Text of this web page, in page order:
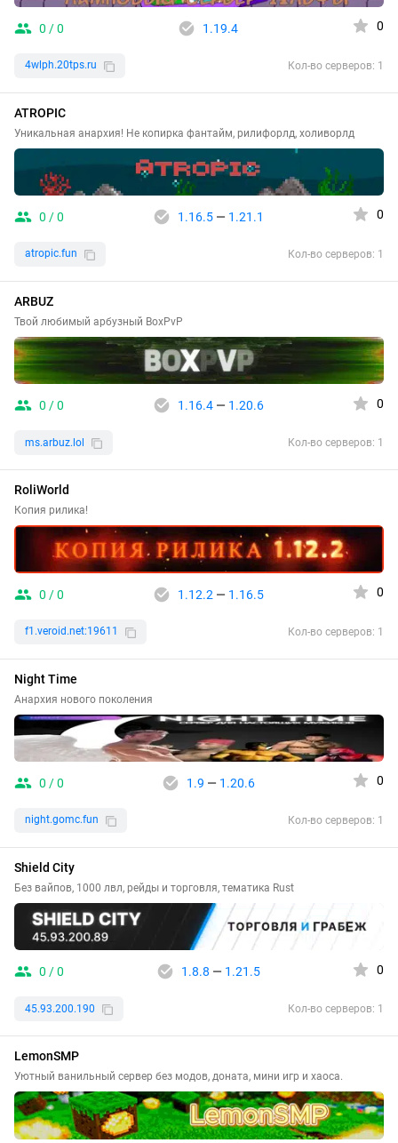
0 / 0 1.19.4 0
4wlph.20tps.ru Кол-во серверов: 1
ATROPIC
Уникальная анархия! Не копирка фантайм, рилифорлд, холиворлд
0 / 0 1.16.5— 1.21.1 0
atropic.fun Кол-во серверов: 1
ARBUZ
Твой любимый арбузный BoxPvP
0 / 0 1.16.4— 1.20.6 0
ms.arbuz.lol Кол-во серверов: 1
RoliWorld
Копия рилика!
0 / 0 1.12.2 — 1.16.5 0
f1.veroid.net:19611 Кол-во серверов: 1
Night Time
Анархия нового поколения
0 / 0 1.9 — 1.20.6 0
night.gomc.fun Кол-во серверов: 1
Shield City
Без вайпов, 1000 лвл, рейды и торговля, тематика Rust
0 / 0 1.8.8 — 1.21.5 0
45.93.200.190 Кол-во серверов: 1
LemonSMP
Уютный ванильный сервер без модов, доната, мини игр и хаоса.